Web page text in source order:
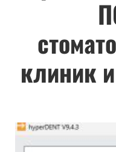
клиник